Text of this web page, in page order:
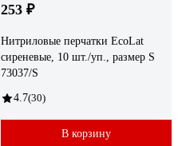
253 ₽
Нитриловые перчатки EcoLat
сиреневые, 10 шт./уп., размер S
73037/S
4.7(30)
В корзину